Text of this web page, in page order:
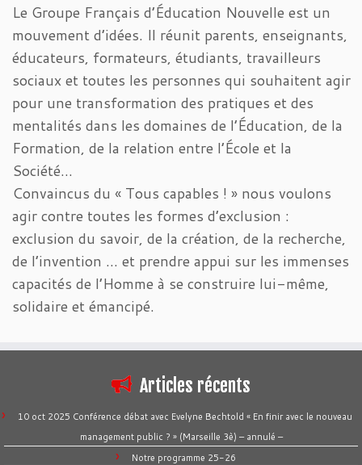
Le Groupe Français d’Éducation Nouvelle est un
mouvement d’idées. Il réunit parents, enseignants,
éducateurs, formateurs, étudiants, travailleurs
sociaux et toutes les personnes qui souhaitent agir
pour une transformation des pratiques et des
mentalités dans les domaines de l’Éducation, de la
Formation, de la relation entre l’École et la
Société…
Convaincus du « Tous capables ! » nous voulons
agir contre toutes les formes d’exclusion :
exclusion du savoir, de la création, de la recherche,
de l’invention … et prendre appui sur les immenses
capacités de l’Homme à se construire lui-même,
solidaire et émancipé.
Articles récents
10 oct 2025 Conférence débat avec Evelyne Bechtold « En finir avec le nouveau
management public ? » (Marseille 3è) – annulé –
Notre programme 25-26